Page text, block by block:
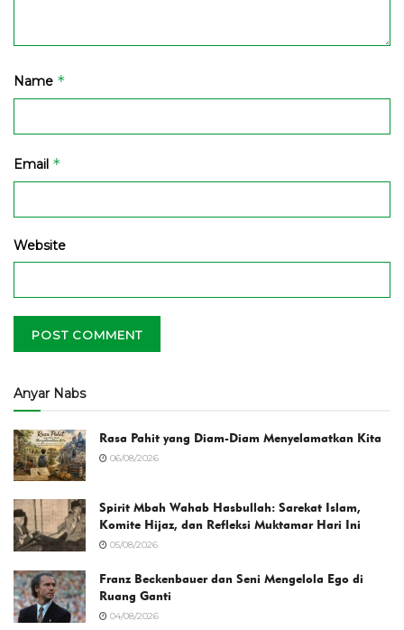
Name *
Email *
Website
Anyar Nabs
Rasa Pahit yang Diam-Diam Menyelamatkan Kita
06/08/2026
Spirit Mbah Wahab Hasbullah: Sarekat Islam,
Komite Hijaz, dan Refleksi Muktamar Hari Ini
05/08/2026
Franz Beckenbauer dan Seni Mengelola Ego di
Ruang Ganti
04/08/2026